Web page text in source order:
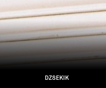
DZSEKIK